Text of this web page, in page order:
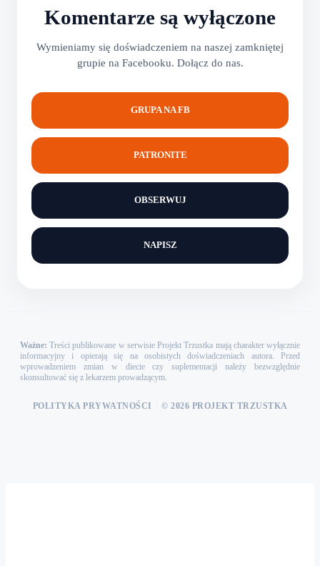
Komentarze są wyłączone
Wymieniamy się doświadczeniem na naszej zamkniętej
grupie na Facebooku. Dołącz do nas.
GRUPA NA FB
PATRONITE
OBSERWUJ
NAPISZ
Ważne: Treści publikowane w serwisie Projekt Trzustka mają charakter wyłącznie
informacyjny i opierają się na osobistych doświadczeniach autora. Przed
wprowadzeniem zmian w diecie czy suplementacji należy bezwzględnie
skonsultować się z lekarzem prowadzącym.
POLITYKA PRYWATNOŚCI © 2026 PROJEKT TRZUSTKA